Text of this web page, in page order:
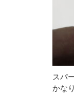
スパ
かな